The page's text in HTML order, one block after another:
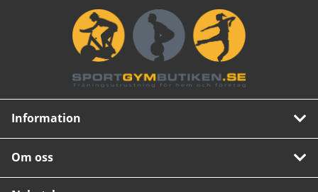
Information
Om oss